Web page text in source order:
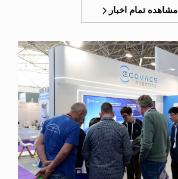
مشاهده تمام اخبار